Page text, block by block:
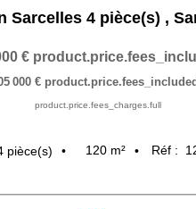
Sarcelles 4 pièce(s) ,
€
000 € product.price.fees_included
product.price.fees_charges.full
pièce(s) 120 m² Réf :